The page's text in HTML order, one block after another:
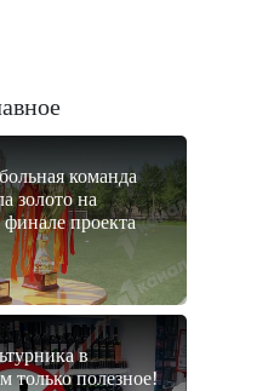
команда
золото на
проекта
в
только полезное!